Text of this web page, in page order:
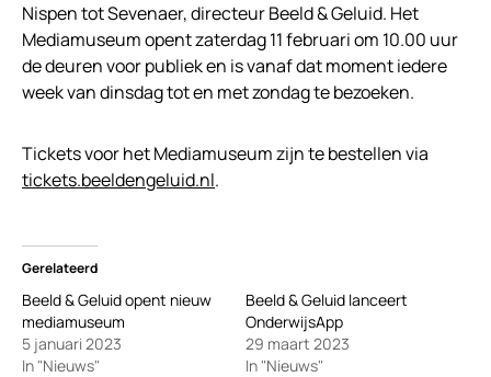
Nispen tot Sevenaer, directeur Beeld & Geluid. Het
Mediamuseum opent zaterdag 11 februari om 10.00 uur
de deuren voor publiek en is vanaf dat moment iedere
week van dinsdag tot en met zondag te bezoeken.
Tickets voor het Mediamuseum zijn te bestellen via
tickets.beeldengeluid.nl.
Gerelateerd
Beeld & Geluid opent nieuw
mediamuseum
5 januari 2023
In "Nieuws"
Beeld & Geluid lanceert
OnderwijsApp
29 maart 2023
In "Nieuws"